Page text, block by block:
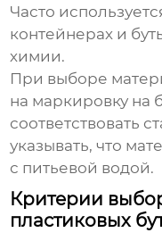
Часто
контейнерах и
химии.
При выборе
на маркировку на
соответствовать
указывать, что
с питьевой водой.
Критерии
пластиковых